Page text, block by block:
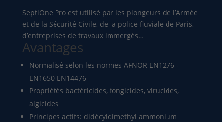
SeptiOne Pro est utilisé par les plongeurs de l’Armée
et de la Sécurité Civile, de la police fluviale de Paris,
d’entreprises de travaux immergés…
Avantages
Normalisé selon les normes AFNOR EN1276 -
EN1650-EN14476
Propriétés bactéricides, fongicides, virucides,
algicides
Principes actifs: didécyldimethyl ammonium